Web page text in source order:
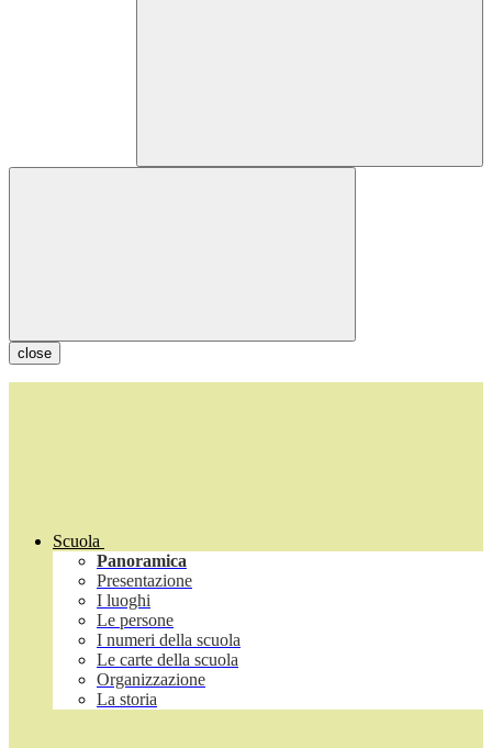
close
Scuola
Panoramica
Presentazione
I luoghi
Le persone
I numeri della scuola
Le carte della scuola
Organizzazione
La storia